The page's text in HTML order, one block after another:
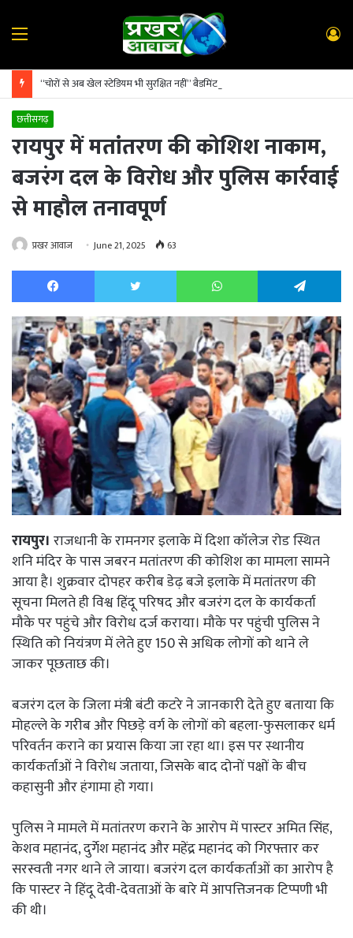
Menu
छत्तीसगढ़
रायपुर में मतांतरण की कोशिश नाकाम,
बजरंग दल के विरोध और पुलिस कार्रवाई
से माहौल तनावपूर्ण
प्रखर आवाज June 21, 2025 63
Facebook Twitter WhatsApp
रायपुर। राजधानी के रामनगर इलाके में दिशा कॉलेज रोड स्थित
शनि मंदिर के पास जबरन मतांतरण की कोशिश का मामला सामने
आया है। शुक्रवार दोपहर करीब डेढ़ बजे इलाके में मतांतरण की
सूचना मिलते ही विश्व हिंदू परिषद और बजरंग दल के कार्यकर्ता
मौके पर पहुंचे और विरोध दर्ज कराया। मौके पर पहुंची पुलिस ने
स्थिति को नियंत्रण में लेते हुए 150 से अधिक लोगों को थाने ले
जाकर पूछताछ की।
बजरंग दल के जिला मंत्री बंटी कटरे ने जानकारी देते हुए बताया कि
मोहल्ले के गरीब और पिछड़े वर्ग के लोगों को बहला-फुसलाकर धर्म
परिवर्तन कराने का प्रयास किया जा रहा था। इस पर स्थानीय
कार्यकर्ताओं ने विरोध जताया, जिसके बाद दोनों पक्षों के बीच
कहासुनी और हंगामा हो गया।
पुलिस ने मामले में मतांतरण कराने के आरोप में पास्टर अमित सिंह,
केशव महानंद, दुर्गेश महानंद और महेंद्र महानंद को गिरफ्तार कर
सरस्वती नगर थाने ले जाया। बजरंग दल कार्यकर्ताओं का आरोप है
कि पास्टर ने हिंदू देवी-देवताओं के बारे में आपत्तिजनक टिप्पणी भी
की थी।